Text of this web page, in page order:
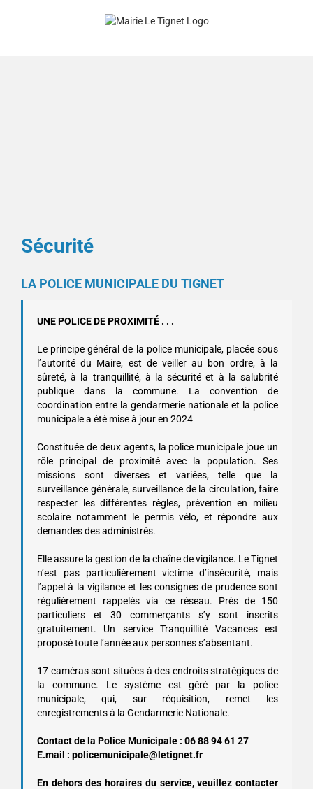
Sécurité
LA POLICE MUNICIPALE DU TIGNET
UNE POLICE DE PROXIMITÉ . . .
Le principe général de la police municipale, placée sous
l’autorité du Maire, est de veiller au bon ordre, à la
sûreté, à la tranquillité, à la sécurité et à la salubrité
publique dans la commune. La convention de
coordination entre la gendarmerie nationale et la police
municipale a été mise à jour en 2024
Constituée de deux agents, la police municipale joue un
rôle principal de proximité avec la population. Ses
missions sont diverses et variées, telle que la
surveillance générale, surveillance de la circulation, faire
respecter les différentes règles, prévention en milieu
scolaire notamment le permis vélo, et répondre aux
demandes des administrés.
Elle assure la gestion de la chaîne de vigilance. Le Tignet
n’est pas particulièrement victime d’insécurité, mais
l’appel à la vigilance et les consignes de prudence sont
régulièrement rappelés via ce réseau. Près de 150
particuliers et 30 commerçants s’y sont inscrits
gratuitement. Un service Tranquillité Vacances est
proposé toute l’année aux personnes s’absentant.
17 caméras sont situées à des endroits stratégiques de
la commune. Le système est géré par la police
municipale, qui, sur réquisition, remet les
enregistrements à la Gendarmerie Nationale.
Contact de la Police Municipale : 06 88 94 61 27
E.mail : policemunicipale@letignet.fr
En dehors des horaires du service, veuillez contacter